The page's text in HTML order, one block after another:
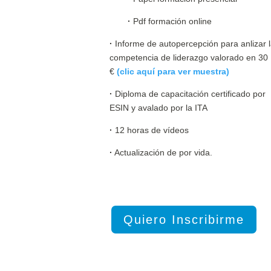
· Pdf formación online
· Informe de autopercepción para anlizar
competencia de liderazgo valorado en 30
€ (clic aquí para ver muestra)
· Diploma de capacitación certificado por
ESIN y avalado por la ITA
· 12 horas de vídeos
· Actualización de por vida.
Quiero Inscribirme